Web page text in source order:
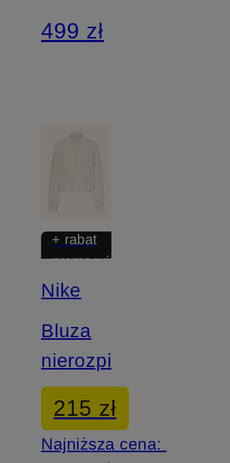
PREGAME
FLEECE
499 zł
+ rabat
promocyjny
Nike
Bluza
nierozpinana
215 zł
Najniższa cena: